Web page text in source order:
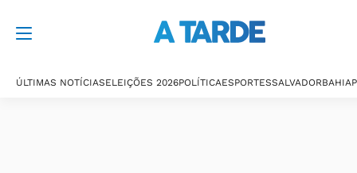
ÚLTIMAS NOTÍCIASELEIÇÕES 2026POLÍTICAESPORTESSALVADORBAHIA